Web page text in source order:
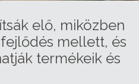
elő, miközben
mellett, és
termékeik és